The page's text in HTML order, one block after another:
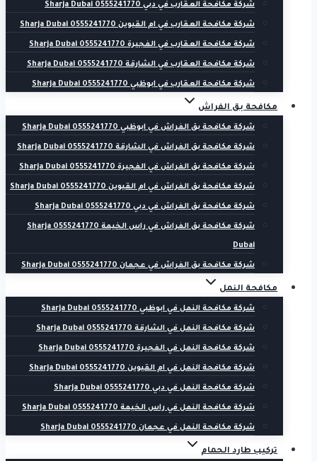
شركة مكافحة العقارب في دبي 0555241770 Sharja Dubai
شركة مكافحة العقارب في ام القيوين 0555241770 Sharja Dubai
شركة مكافحة العقارب في الفجيرة 0555241770 Sharja Dubai
شركة مكافحة العقارب في الشارقة 0555241770 Sharja Dubai
شركة مكافحة العقارب في ابوظبي 0555241770 Sharja Dubai
مكافحة بق الفراش
شركة مكافحة بق الفراش في ابوظبي 0555241770 Sharja Dubai
شركة مكافحة بق الفراش في الشارقة 0555241770 Sharja Dubai
شركة مكافحة بق الفراش في الفجيرة 0555241770 Sharja Dubai
شركة مكافحة بق الفراش في ام القيوين 0555241770 Sharja Dubai
شركة مكافحة بق الفراش في دبي 0555241770 Sharja Dubai
شركة مكافحة بق الفراش في راس الخيمة 0555241770 Sharja
Dubai
شركة مكافحة بق الفراش في عجمان 0555241770 Sharja Dubai
مكافحة النمل
شركة مكافحة النمل في ابوظبي 0555241770 Sharja Dubai
شركة مكافحة النمل في الشارقة 0555241770 Sharja Dubai
شركة مكافحة النمل في الفجيرة 0555241770 Sharja Dubai
شركة مكافحة النمل في ام القيوين 0555241770 Sharja Dubai
شركة مكافحة النمل في دبي 0555241770 Sharja Dubai
شركة مكافحة النمل في راس الخيمة 0555241770 Sharja Dubai
شركة مكافحة النمل في عجمان 0555241770 Sharja Dubai
تركيب طارد الحمام